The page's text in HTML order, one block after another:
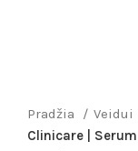
Pradžia
Veidui
Clinicare |